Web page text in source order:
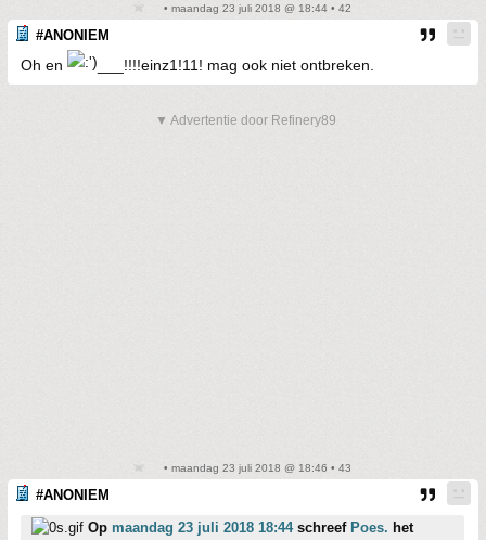
• maandag 23 juli 2018 @ 18:44 • 42
#ANONIEM
Oh en ___!!!!einz1!11! mag ook niet ontbreken.
▼ Advertentie door Refinery89
• maandag 23 juli 2018 @ 18:46 • 43
#ANONIEM
Op maandag 23 juli 2018 18:44schreef Poes. het